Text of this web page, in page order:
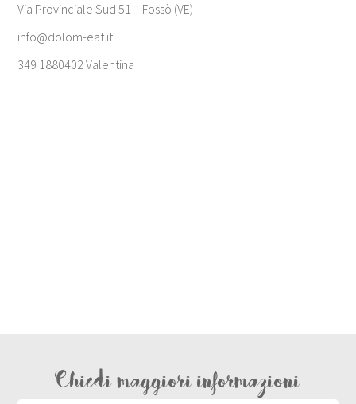
Via Provinciale Sud 51 – Fossò (VE)
info@dolom-eat.it
349 1880402 Valentina
Chiedi maggiori informazioni